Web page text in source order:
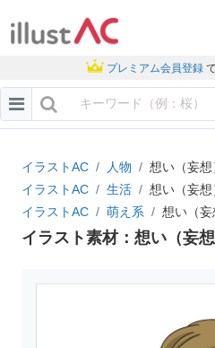
プレミアム会員登録
イラストAC 人物
想い（妄想
イラストAC
生活
想い（妄想
イラストAC
萌え系 想い（妄
イラスト素材：想い（妄